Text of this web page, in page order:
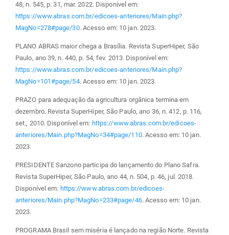
48, n. 545, p. 31, mar. 2022. Disponível em:
https://www.abras.com.br/edicoes-anteriores/Main.php?
MagNo=278#page/30. Acesso em: 10 jan. 2023.
PLANO ABRAS maior chega a Brasília. Revista SuperHiper, São
Paulo, ano 39, n. 440, p. 54, fev. 2013. Disponível em:
https://www.abras.com.br/edicoes-anteriores/Main.php?
MagNo=101#page/54. Acesso em: 10 jan. 2023.
PRAZO para adequação da agricultura orgânica termina em
dezembro. Revista SuperHiper, São Paulo, ano 36, n. 412, p. 116,
set., 2010. Disponível em: https://www.abras.com.br/edicoes-
anteriores/Main.php?MagNo=34#page/110. Acesso em: 10 jan.
2023.
PRESIDENTE Sanzono participa do lançamento do Plano Safra.
Revista SuperHiper, São Paulo, ano 44, n. 504, p. 46, jul. 2018.
Disponível em: https://www.abras.com.br/edicoes-
anteriores/Main.php?MagNo=233#page/46. Acesso em: 10 jan.
2023.
PROGRAMA Brasil sem miséria é lançado na região Norte. Revista